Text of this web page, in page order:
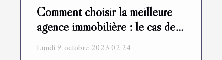
Comment choisir la meilleure
agence immobilière : le cas de
l'Agence du Moulin
Lundi 9 octobre 2023 02:24